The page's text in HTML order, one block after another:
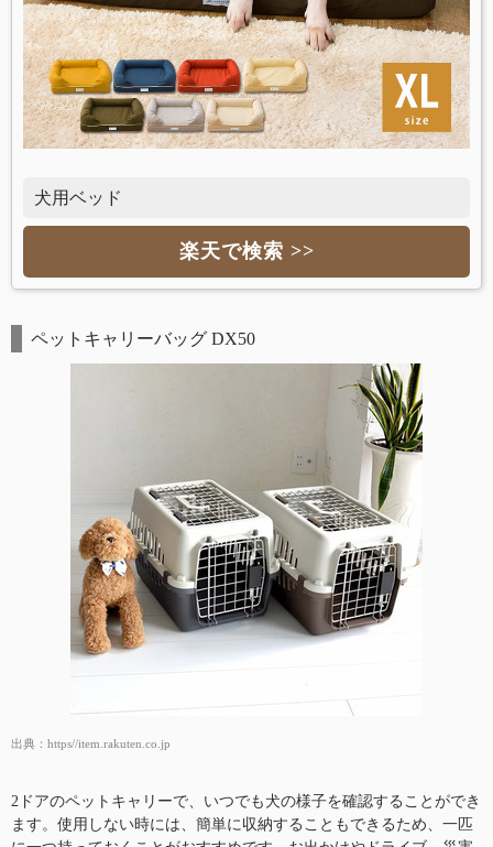
犬用ベッド
楽天で検索 >>
ペットキャリーバッグ DX50
出典： https//item.rakuten.co.jp
2ドアのペットキャリーで、いつでも犬の様子を確認することができ
ます。使用しない時には、簡単に収納することもできるため、一匹